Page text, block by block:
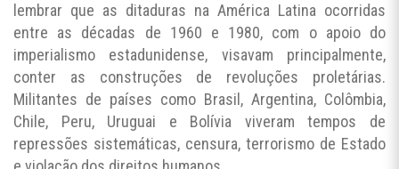
lembrar que as ditaduras na América Latina ocorridas
entre as décadas de 1960 e 1980, com o apoio do
imperialismo estadunidense, visavam principalmente,
conter as construções de revoluções proletárias.
Militantes de países como Brasil, Argentina, Colômbia,
Chile, Peru, Uruguai e Bolívia viveram tempos de
repressões sistemáticas, censura, terrorismo de Estado